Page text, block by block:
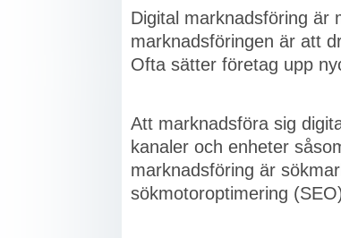
Digital marknadsföring är
marknadsföringen är att
Ofta sätter företag upp
Att marknadsföra sig
kanaler och enheter
marknadsföring är
sökmotoroptimering